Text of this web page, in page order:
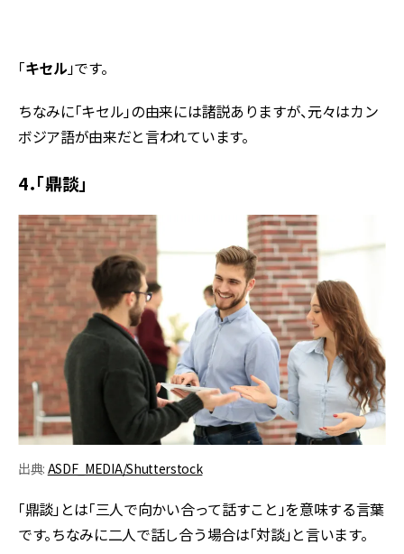
「キセル」です。
ちなみに「キセル」の由来には諸説ありますが、元々はカン
ボジア語が由来だと言われています。
4．「鼎談」
出典: ASDF_MEDIA/Shutterstock
「鼎談」とは「三人で向かい合って話すこと」を意味する言葉
です。ちなみに二人で話し合う場合は「対談」と言います。